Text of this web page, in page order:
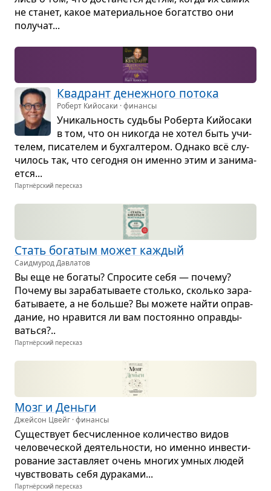
не ста­нет, какое мате­ри­аль­ное богат­ство они
полу­чат...
Квад­рант денеж­ного потока
Роберт Кийосаки · финансы
Уни­каль­ность судьбы Роберта Кий­о­саки
в том, что он нико­гда не хотел быть учи­
те­лем, писа­те­лем и бух­гал­те­ром. Однако всё слу­
чи­лось так, что сего­дня он именно этим и зани­ма­
ется...
Партнёрский пересказ
Стать бога­тым может каж­дый
Саидмурод Давлатов
Вы еще не богаты? Спро­сите себя — почему?
Почему вы зара­ба­ты­ва­ете столько, сколько зара­
ба­ты­ва­ете, а не больше? Вы можете найти оправ­
да­ние, но нра­вится ли вам посто­янно оправ­ды­
ваться?..
Партнёрский пересказ
Мозг и Деньги
Джейсон Цвейг · финансы
Суще­ствует бес­чис­лен­ное коли­че­ство видов
чело­ве­че­ской дея­тель­но­сти, но именно инве­сти­
ро­ва­ние застав­ляет очень мно­гих умных людей
чув­ство­вать себя дура­ками...
Партнёрский пересказ